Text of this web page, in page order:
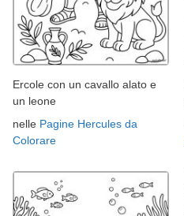
Ercole con un cavallo alato e
un leone
nelle Pagine Hercules da
Colorare